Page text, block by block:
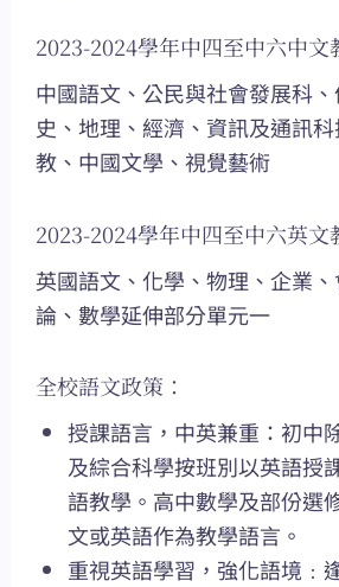
2023-2024學年中四至中六中文
中國語文、公民與社會發展科
史、地理、經濟、資訊及通訊
教、中國文學、視覺藝術
2023-2024學年中四至中六英文
英國語文、化學、物理、企業
論、數學延伸部分單元一
全校語文政策：
授課語言，中英兼重：初中
及綜合科學按班別以英語授
語教學。高中數學及部份選
文或英語作為教學語言。
重視英語學習，強化語境﹕